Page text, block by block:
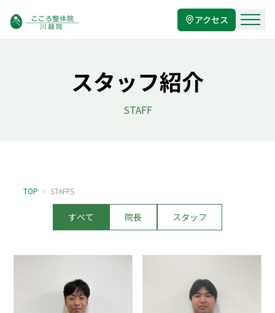
アクセス
スタッフ紹介
STAFF
TOP > STAFFS
すべて 院長 スタッフ